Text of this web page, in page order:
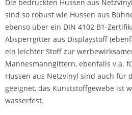
Die bedruckten Hussen aus
sind so robust wie Hussen aus
ebenso über ein DIN 4102 B1-
Absperrgitter aus Displaystoff
ein leichter Stoff zur
Mannesmanngittern, ebenfalls v.a.
Hussen aus Netzvinyl sind auch für
geeignet, das Kunststoffgewebe ist
wasserfest.